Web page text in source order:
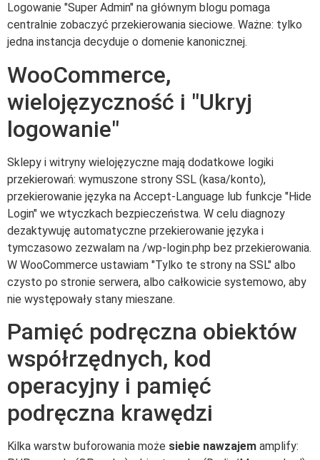
Logowanie "Super Admin" na głównym blogu pomaga
centralnie zobaczyć przekierowania sieciowe. Ważne: tylko
jedna instancja decyduje o domenie kanonicznej.
WooCommerce,
wielojęzyczność i "Ukryj
logowanie"
Sklepy i witryny wielojęzyczne mają dodatkowe logiki
przekierowań: wymuszone strony SSL (kasa/konto),
przekierowanie języka na Accept-Language lub funkcje "Hide
Login" we wtyczkach bezpieczeństwa. W celu diagnozy
dezaktywuję automatyczne przekierowanie języka i
tymczasowo zezwalam na /wp-login.php bez przekierowania.
W WooCommerce ustawiam "Tylko te strony na SSL" albo
czysto po stronie serwera, albo całkowicie systemowo, aby
nie występowały stany mieszane.
Pamięć podręczna obiektów
współrzędnych, kod
operacyjny i pamięć
podręczna krawędzi
Kilka warstw buforowania może siebie nawzajem amplify: